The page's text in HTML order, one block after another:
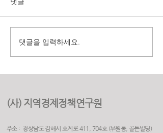
구미시 취업지원센터 만족
도 조사 용역
댓글
댓글을 입력하세요.
(사) 지역경제정책연구원
주소 : 경상남도 김해시 호계로 411, 704호 (부원동, 골든빌딩)